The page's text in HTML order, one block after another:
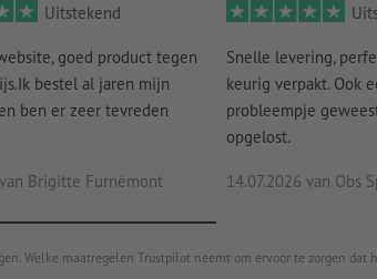
Uitstekend
goed product tegen
bestel al jaren mijn
ben er zeer tevreden
van Brigitte Furnèmont
Snelle levering,
keurig verpakt. Ook
probleempje
opgelost.
14.07.2026 van Obs
Welke maatregelen Trustpilot neemt om ervoor te zorgen dat